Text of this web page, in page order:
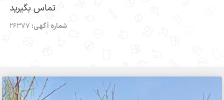
تماس بگیرید
شماره آگهی: 26377